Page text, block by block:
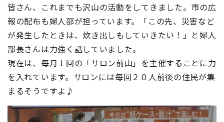
皆さん、これまでも沢山の活動をしてきました。市の広
報の配布も婦人部が担っています。「この先、災害など
が発生したときは、炊き出しもしていきたい！」と婦人
部長さんは力強く話していました。
現在は、毎月１回の「サロン前山」を主催することに力
を入れています。サロンには毎回２０人前後の住民が集
まるそうですよ♪